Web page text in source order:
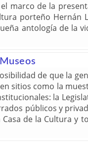
marco de la
porteño Hernán
antología de la
de que la
sitios como la
la
públicos y
Casa de la Cultura